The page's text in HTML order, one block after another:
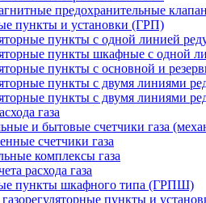
предохранительные
пункты и установки (ГРП)
пункты с одной линией
пункты шкафные с одной
пункты с основной и
пункты с двумя линиями
пункты с двумя линиями
газа
и бытовые счетчики газа
счетчики газа
комплексы газа
расхода газа
пункты шкафного типа (ГРПШ)
пункты и